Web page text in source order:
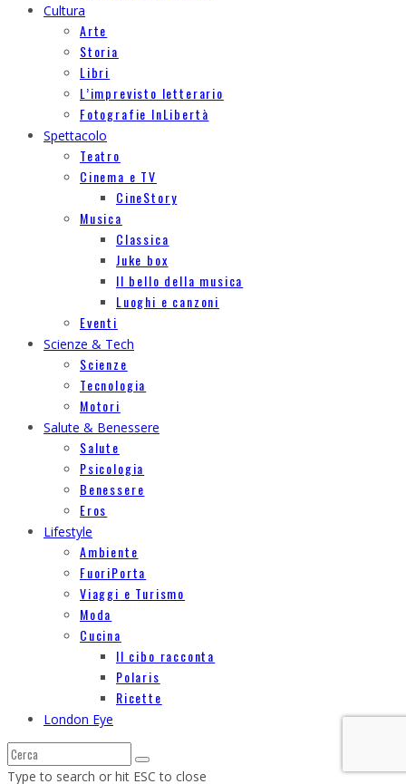
Cultura
Arte
Storia
Libri
L’imprevisto letterario
Fotografie InLibertà
Spettacolo
Teatro
Cinema e TV
CineStory
Musica
Classica
Juke box
Il bello della musica
Luoghi e canzoni
Eventi
Scienze & Tech
Scienze
Tecnologia
Motori
Salute & Benessere
Salute
Psicologia
Benessere
Eros
Lifestyle
Ambiente
FuoriPorta
Viaggi e Turismo
Moda
Cucina
Il cibo racconta
Polaris
Ricette
London Eye
Type to search or hit ESC to close